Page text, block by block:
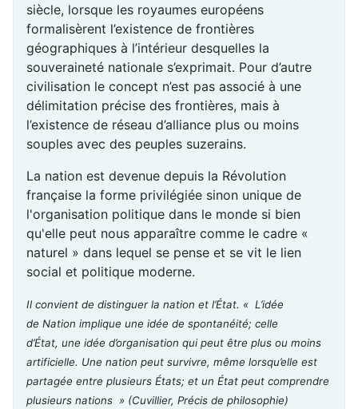
siècle, lorsque les royaumes européens
formalisèrent l’existence de frontières
géographiques à l’intérieur desquelles la
souveraineté nationale s’exprimait. Pour d’autre
civilisation le concept n’est pas associé à une
délimitation précise des frontières, mais à
l’existence de réseau d’alliance plus ou moins
souples avec des peuples suzerains.
La nation est devenue depuis la Révolution
française la forme privilégiée sinon unique de
l'organisation politique dans le monde si bien
qu'elle peut nous apparaître comme le cadre «
naturel » dans lequel se pense et se vit le lien
social et politique moderne.
Il convient de distinguer la nation et l’État. « L’idée
de Nation implique une idée de spontanéité; celle
d’État, une idée d’organisation qui peut être plus ou moins
artificielle. Une nation peut survivre, même lorsqu’elle est
partagée entre plusieurs États; et un État peut comprendre
plusieurs nations » (Cuvillier, Précis de philosophie)